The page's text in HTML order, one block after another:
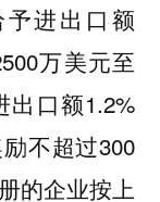
进出口额
万美元至
出口额1.2%
不超过300
的企业按上